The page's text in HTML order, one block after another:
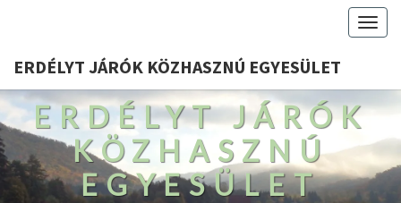
ERDÉLYT JÁRÓK KÖZHASZNÚ EGYESÜLET
ERDÉLYT JÁRÓK
KÖZHASZNÚ
EGYESÜLET